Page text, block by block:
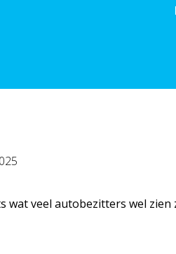
wat veel autobezitters wel